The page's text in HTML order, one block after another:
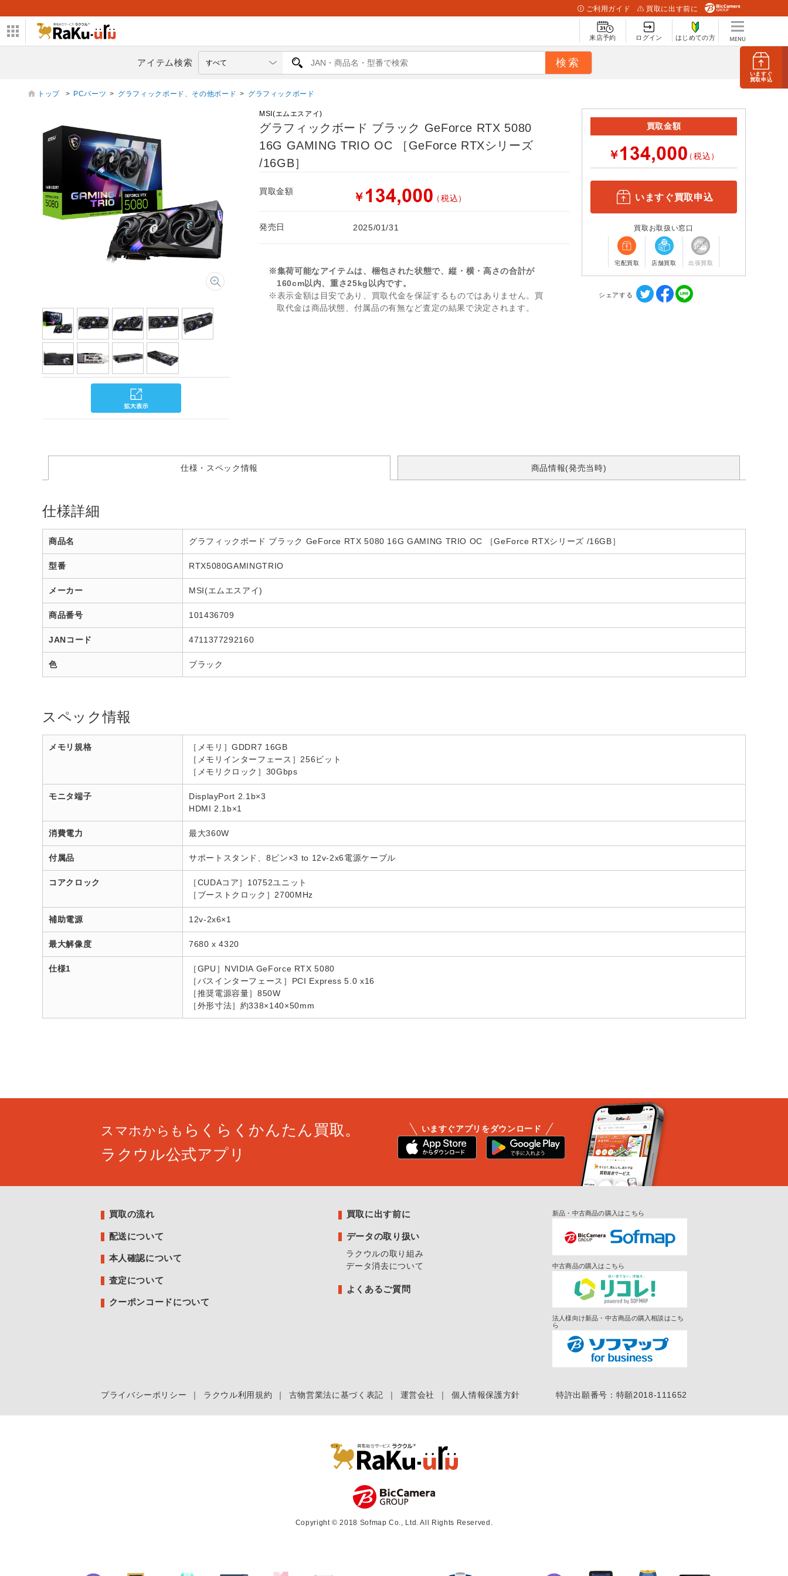
いますぐ
買取申込
ご利用ガイド 買取に出す前に
来店予約 ログイン はじめての方
アイテム検索
トップ > PCパーツ > グラフィックボード、その他ボード > グラフィックボード
MSI(エムエスアイ)
グラフィックボード ブラック GeForce RTX 5080
16G GAMING TRIO OC ［GeForce RTXシリーズ
/16GB］
買取金額 ￥ （税込）
発売日 2025/01/31
※集荷可能なアイテムは、梱包された状態で、縦・横・高さの合計が
160cm以内、重さ25kg以内です。
※表示金額は目安であり、買取代金を保証するものではありません。買
取代金は商品状態、付属品の有無など査定の結果で決定されます。
買取金額
￥ （税込）
いますぐ買取申込
買取お取扱い窓口
宅配買取 店舗買取 出張買取
シェアする
仕様・スペック情報 商品情報(発売当時)
仕様詳細
商品名 グラフィックボード ブラック GeForce RTX 5080 16G GAMING TRIO OC ［GeForce RTXシリーズ /16GB］
型番 RTX5080GAMINGTRIO
メーカー MSI(エムエスアイ)
商品番号 101436709
JANコード 4711377292160
色 ブラック
スペック情報
メモリ規格
［メモリ］GDDR7 16GB
［メモリインターフェース］256ビット
［メモリクロック］30Gbps
モニタ端子
DisplayPort 2.1b×3
HDMI 2.1b×1
消費電力 最大360W
付属品 サポートスタンド、8ピン×3 to 12v-2x6電源ケーブル
コアクロック
［CUDAコア］10752ユニット
［ブーストクロック］2700MHz
補助電源 12v-2x6×1
最大解像度 7680 x 4320
仕様1
［GPU］NVIDIA GeForce RTX 5080
［バスインターフェース］PCI Express 5.0 x16
［推奨電源容量］850W
［外形寸法］約338×140×50mm
スマホからも らくらくかんたん買取。
ラクウル公式アプリ
いますぐアプリをダウンロード
買取の流れ
配送について
本人確認について
査定について
クーポンコードについて
買取に出す前に
データの取り扱い
ラクウルの取り組み
データ消去について
よくあるご質問
新品・中古商品の購入はこちら
中古商品の購入はこちら
法人様向け新品・中古商品の購入相談はこち
ら
プライバシーポリシー ｜ ラクウル利用規約 ｜ 古物営業法に基づく表記 ｜ 運営会社 ｜ 個人情報保護方針 特許出願番号：特願2018-111652
Copyright © 2018 Sofmap Co., Ltd. All Rights Reserved.